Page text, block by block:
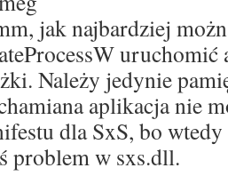
jak najbardziej
uruchomić
Należy jedynie
aplikacja nie
dla SxS, bo
problem w sxs.dll.